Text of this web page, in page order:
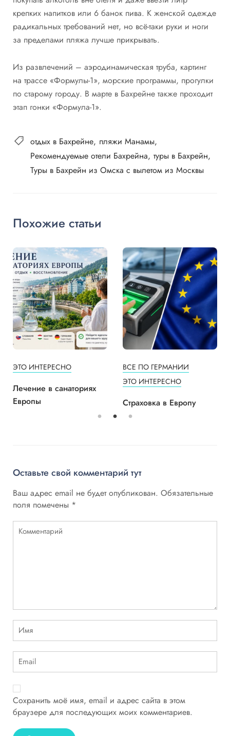
крепких напитков или 6 банок пива. К женской одежде
радикальных требований нет, но всё-таки руки и ноги
за пределами пляжа лучше прикрывать.
Из развлечений – аэродинамическая труба, картинг
на трассе «Формулы-1», морские программы, прогулки
по старому городу. В марте в Бахрейне также проходит
этап гонки «Формула-1».
отдых в Бахрейне пляжи Манамы
Рекомендуемые отели Бахрейна туры в Бахрейн
Туры в Бахрейн из Омска с вылетом из Москвы
Похожие статьи
ЭТО ИНТЕРЕСНО
Лечение в санаториях
Европы
ВСЕ ПО ГЕРМАНИИ
ЭТО ИНТЕРЕСНО
Страховка в Европу
Оставьте свой комментарий тут
Ваш адрес email не будет опубликован. Обязательные
поля помечены *
Сохранить моё имя, email и адрес сайта в этом
браузере для последующих моих комментариев.